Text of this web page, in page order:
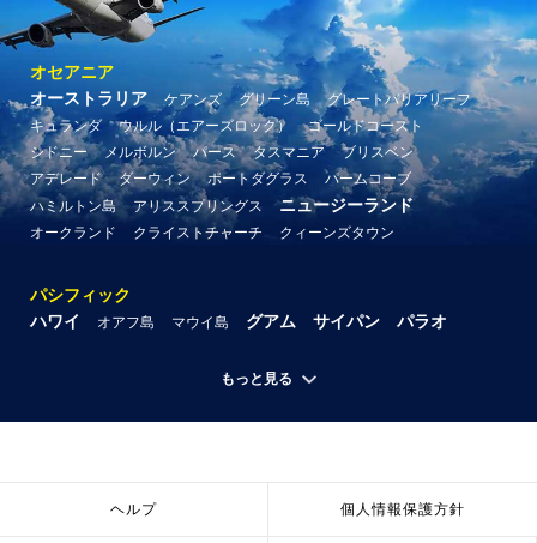
オセアニア
オーストラリア
ケアンズ グリーン島
グレートバリアリーフ
キュランダ
ウルル（エアーズロック）
ゴールドコースト
シドニー
メルボルン パース タスマニア
ブリスベン
アデレード
ダーウィン ポートダグラス
パームコーブ
ハミルトン島
アリススプリングス ニュージーランド
オークランド クライストチャーチ クィーンズタウン
パシフィック
ハワイ
オアフ島 マウイ島 グアム サイパン パラオ
もっと見る
ヘルプ 個人情報保護方針